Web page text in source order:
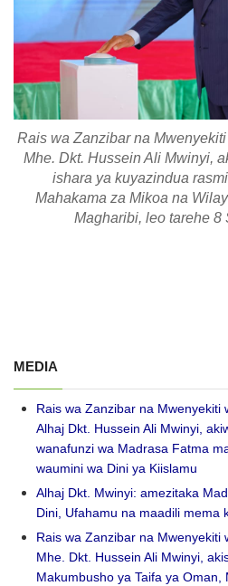
Rais wa Zanzibar na
Mhe. Dkt. Hussein Ali Mwinyi,
ishara ya kuyazindua
Mahakama za Mikoa na
Magharibi, leo tarehe 8
MEDIA
Rais wa Zanzibar na Mwenyekiti
Alhaj Dkt. Hussein Ali Mwinyi,
wanafunzi wa Madrasa Fatma
waumini wa Dini ya Kiislamu
Alhaj Dkt. Mwinyi: amezitaka
Dini, Ufahamu na maadili mema
Rais wa Zanzibar na Mwenyekiti
Mhe. Dkt. Hussein Ali Mwinyi,
Makumbusho ya Taifa ya Oman,